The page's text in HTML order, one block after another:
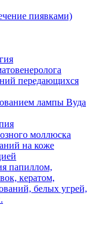
пиявками)
передающихся
лампы Вуда
моллюска
на коже
папиллом,
кератом,
белых угрей,